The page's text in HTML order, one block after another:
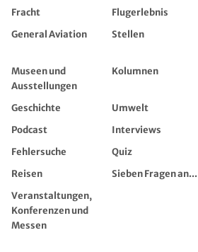
Fracht
Flugerlebnis
General Aviation
Stellen
Museen und
Ausstellungen
Kolumnen
Geschichte Umwelt
Podcast
Interviews
Fehlersuche
Quiz
Reisen
Sieben Fragen an...
Veranstaltungen,
Konferenzen und
Messen